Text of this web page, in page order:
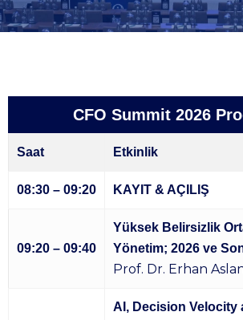
CFO Summit 2026
Saat Etkinlik
08:30 – 09:20 KAYIT & AÇILIŞ
09:20 – 09:40
Yüksek Belirsizlik
Yönetim; 2026 ve
Prof. Dr. Erhan
AI, Decision Velocity